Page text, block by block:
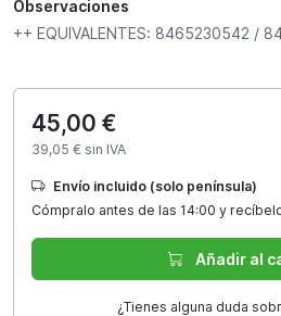
Observaciones
++ EQUIVALENTES: 8465230542 /
45,00 €
39,05 € sin IVA
Envío incluido (solo península)
Cómpralo antes de las 14:00 y
Añadir al
¿Tienes alguna duda